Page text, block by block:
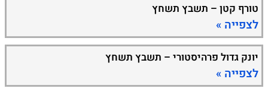
טורף קטן – תשבץ תשחץ
לצפייה »
יונק גדול פרהיסטורי – תשבץ תשחץ
לצפייה »